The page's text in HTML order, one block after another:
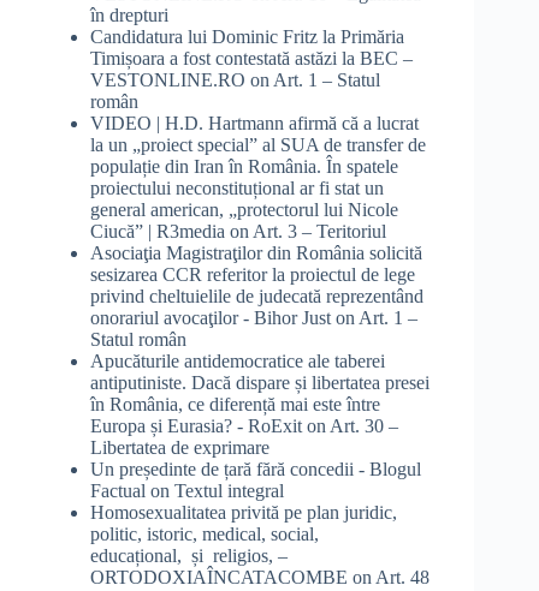
în drepturi
Candidatura lui Dominic Fritz la Primăria
Timișoara a fost contestată astăzi la BEC –
VESTONLINE.RO on Art. 1 – Statul
român
VIDEO | H.D. Hartmann afirmă că a lucrat
la un „proiect special” al SUA de transfer de
populație din Iran în România. În spatele
proiectului neconstituțional ar fi stat un
general american, „protectorul lui Nicole
Ciucă” | R3media on Art. 3 – Teritoriul
Asociaţia Magistraţilor din România solicită
sesizarea CCR referitor la proiectul de lege
privind cheltuielile de judecată reprezentând
onorariul avocaţilor - Bihor Just on Art. 1 –
Statul român
Apucăturile antidemocratice ale taberei
antiputiniste. Dacă dispare și libertatea presei
în România, ce diferență mai este între
Europa și Eurasia? - RoExit on Art. 30 –
Libertatea de exprimare
Un președinte de țară fără concedii - Blogul
Factual on Textul integral
Homosexualitatea privită pe plan juridic,
politic, istoric, medical, social,
educațional, și religios, –
ORTODOXIAÎNCATACOMBE on Art. 48